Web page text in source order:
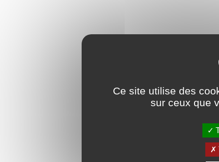
Ce site utilise des
sur ceux que